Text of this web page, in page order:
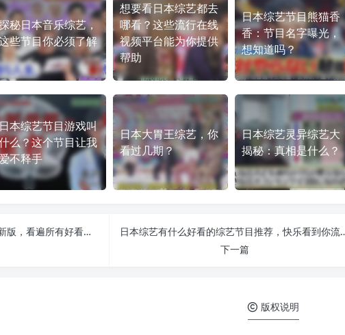
秘日本音乐综艺，
些节目你必须了解
想要看日本综艺都去
哪看？这些流行在线
视频平台能为你提供
帮助
日本综艺节目熊猫香
香：节目名字曝光，
想知道吗？
日本综艺节目游戏叫
么？这个节目让我
不释手
日本大胃王综艺，你
看过几期？
日本综艺灵异综艺大
揭秘：真相是什么？
日本节目名字大全集2021年更新版，看遍所有好看的节目
日本综艺有什么好看
下一篇
版权说明